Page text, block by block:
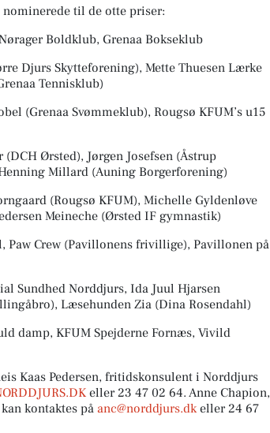
til de otte priser:
Boldklub, Grenaa Bokseklub
Djurs Skytteforening), Mette Thuesen Lærke
Tennisklub)
(Grenaa Svømmeklub), Rougsø KFUM’s u15
Ørsted), Jørgen Josefsen (Åstrup
Millard (Auning Borgerforening)
(Rougsø KFUM), Michelle Gyldenløve
Meineche (Ørsted IF gymnastik)
Paw Crew (Pavillonens frivillige), Pavillonen på
Sundhed Norddjurs, Ida Juul Hjarsen
Læsehunden Zia (Dina Rosendahl)
damp, KFUM Spejderne Fornæs, Vivild
Kaas Pedersen, fritidskonsulent i Norddjurs
eller 23 47 02 64. Anne Chapion,
kontaktes på anc@norddjurs.dkeller 24 67